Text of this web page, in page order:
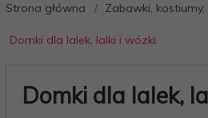
Strona główna Zabawki,
Domki dla lalek, lalki i wózki
Domki dla lalek,